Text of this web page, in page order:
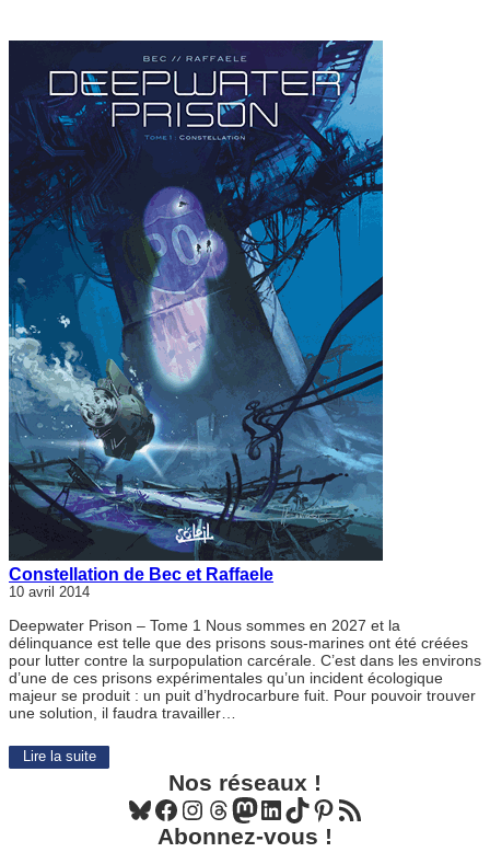
Constellation de Bec et Raffaele
10 avril 2014
Deepwater Prison – Tome 1 Nous sommes en 2027 et la
délinquance est telle que des prisons sous-marines ont été créées
pour lutter contre la surpopulation carcérale. C’est dans les environs
d’une de ces prisons expérimentales qu’un incident écologique
majeur se produit : un puit d’hydrocarbure fuit. Pour pouvoir trouver
une solution, il faudra travailler…
Lire la suite
Nos réseaux !
Bluesky Facebook Instagram Threads Mastodon LinkedIn TikTok Pinterest Flux RSS
Abonnez-vous !